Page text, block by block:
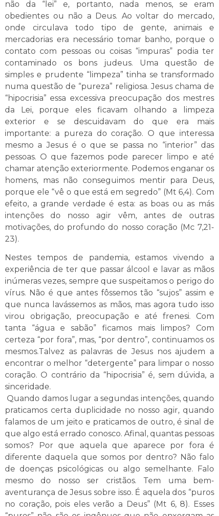
não da “lei” e, portanto, nada menos, se eram
obedientes ou não a Deus. Ao voltar do mercado,
onde circulava todo tipo de gente, animais e
mercadorias era necessário tomar banho, porque o
contato com pessoas ou coisas “impuras” podia ter
contaminado os bons judeus. Uma questão de
simples e prudente “limpeza” tinha se transformado
numa questão de “pureza” religiosa. Jesus chama de
“hipocrisia” essa excessiva preocupação dos mestres
da Lei, porque eles ficavam olhando a limpeza
exterior e se descuidavam do que era mais
importante: a pureza do coração. O que interessa
mesmo a Jesus é o que se passa no “interior” das
pessoas. O que fazemos pode parecer limpo e até
chamar atenção exteriormente. Podemos enganar os
homens, mas não conseguimos mentir para Deus,
porque ele “vê o que está em segredo” (Mt 6,4). Com
efeito, a grande verdade é esta: as boas ou as más
intenções do nosso agir vêm, antes de outras
motivações, do profundo do nosso coração (Mc 7,21-
23).
Nestes tempos de pandemia, estamos vivendo a
experiência de ter que passar álcool e lavar as mãos
inúmeras vezes, sempre que suspeitamos o perigo do
vírus. Não é que antes fôssemos tão “sujos” assim e
que nunca lavássemos as mãos, mas agora tudo isso
virou obrigação, preocupação e até frenesi. Com
tanta “água e sabão” ficamos mais limpos? Com
certeza “por fora”, mas, “por dentro”, continuamos os
mesmos.Talvez as palavras de Jesus nos ajudem a
encontrar o melhor “detergente” para limpar o nosso
coração. O contrário da “hipocrisia” é, sem dúvida, a
sinceridade.
Quando damos lugar a segundas intenções, quando
praticamos certa duplicidade no nosso agir, quando
falamos de um jeito e praticamos de outro, é sinal de
que algo está errado conosco. Afinal, quantas pessoas
somos? Por que aquela que aparece por fora é
diferente daquela que somos por dentro? Não falo
de doenças psicológicas ou algo semelhante. Falo
mesmo do nosso ser cristãos. Tem uma bem-
aventurança de Jesus sobre isso. É aquela dos “puros
no coração, pois eles verão a Deus” (Mt 6, 8). Esses